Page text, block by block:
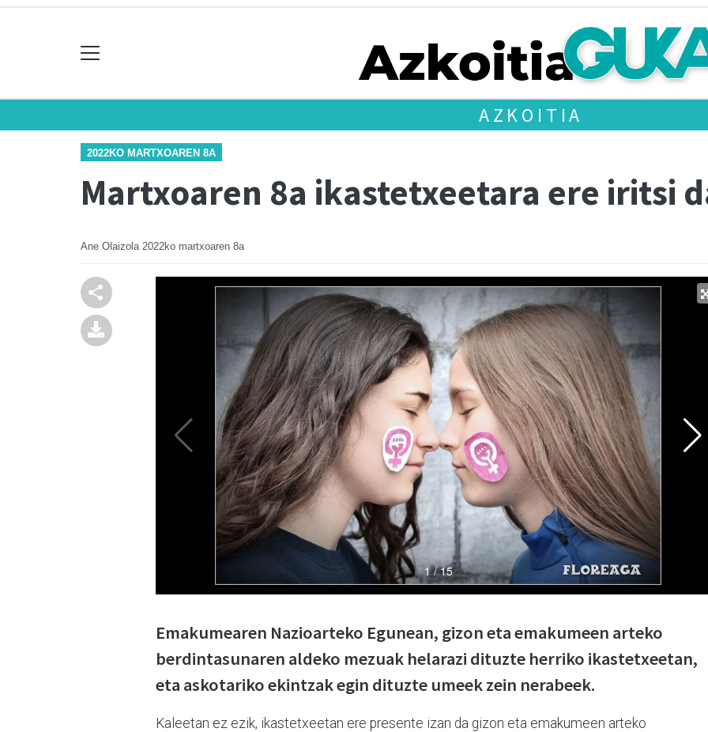
AZKOITIA
2022KO MARTXOAREN 8A
Martxoaren 8a ikastetxeetara ere iritsi
Ane Olaizola 2022ko martxoaren 8a
Emakumearen Nazioarteko Egunean, gizon eta emakumeen arteko
berdintasunaren aldeko mezuak helarazi dituzte herriko ikastetxeetan,
eta askotariko ekintzak egin dituzte umeek zein nerabeek.
Kaleetan ez ezik, ikastetxeetan ere presente izan da gizon eta emakumeen arteko